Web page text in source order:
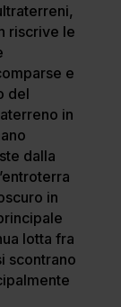
riscrive le
e
del
in
dalla
in
lotta fra
scontrano